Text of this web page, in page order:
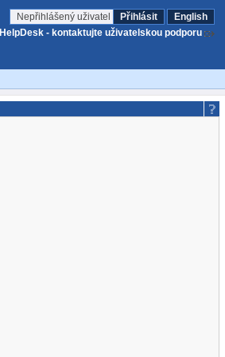
Nepřihlášený uživatel Přihlásit
English
HelpDesk - kontaktujte uživatelskou podporu